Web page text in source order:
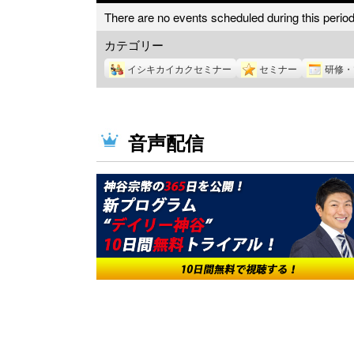
There are no events scheduled during this
カテゴリー
イシキカイカクセミナー セミナー 研修
音声配信